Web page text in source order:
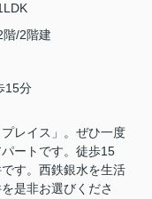
階/2階建
15分
レイス」。ぜひ一度
ートです。徒歩15
す。西鉄銀水を生活
是非お選びくださ